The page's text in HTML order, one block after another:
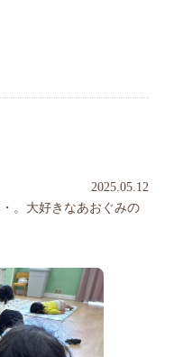
2025.05.12
。大好きなあおぐみの